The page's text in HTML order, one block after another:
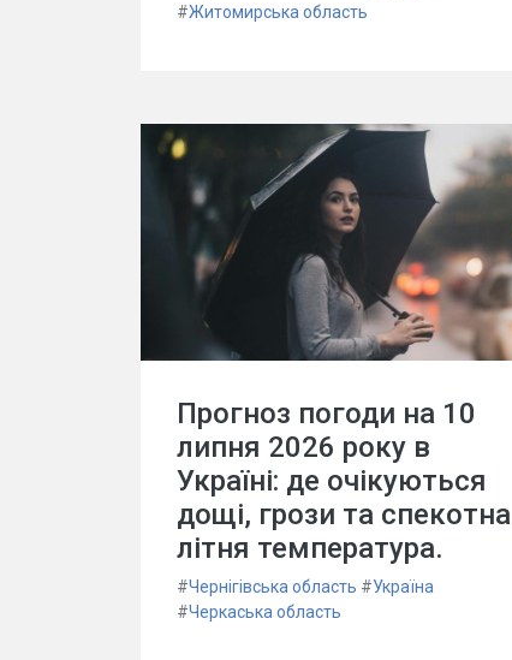
#Житомирська область
Прогноз погоди на 10
липня 2026 року в
Україні: де очікуються
дощі, грози та спекотна
літня температура.
#Чернігівська область #Україна
#Черкаська область